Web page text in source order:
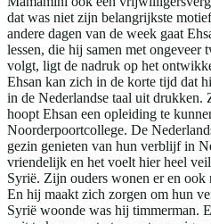
dat was niet zijn belangrijkste
andere dagen van de week gaat
lessen, die hij samen met ongeveer
volgt, ligt de nadruk op het
Ehsan kan zich in de korte tijd dat
in de Nederlandse taal uit drukken.
hoopt Ehsan een opleiding te
Noorderpoortcollege. De
gezin genieten van hun verblijf in
vriendelijk en het voelt hier heel
Syrië. Zijn ouders wonen er en ook
En hij maakt zich zorgen om hun
Syrië woonde was hij timmerman.